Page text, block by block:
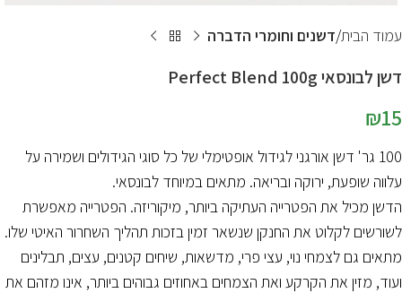
עמוד הבית דשנים וחומרי הדברה
דשן לבונסאי Perfect Blend 100g
₪15
100 גר' דשן אורגני לגידול אופטימלי של כל סוגי הגידולים ושמירה על
עלווה שופעת, ירוקה ובריאה. מתאים במיוחד לבונסאי.
הדשן מכיל את הפטרייה העתיקה ביותר, מיקוריזה. הפטרייה מאפשרת
לשורשים לקלוט את החנקן שנשאר זמין בזכות תהליך השחרור האיטי שלו.
מתאים גם לצמחי נוי, עצי פרי, מדשאות, שיחים קטנים, עצים, תבלינים
ועוד, מזין את הקרקע ואת הצמחים באחוזים גבוהים ביותר, אינו מזהם את